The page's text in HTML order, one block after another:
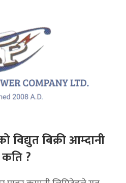
विद्युत बिक्री आम्दानी
?